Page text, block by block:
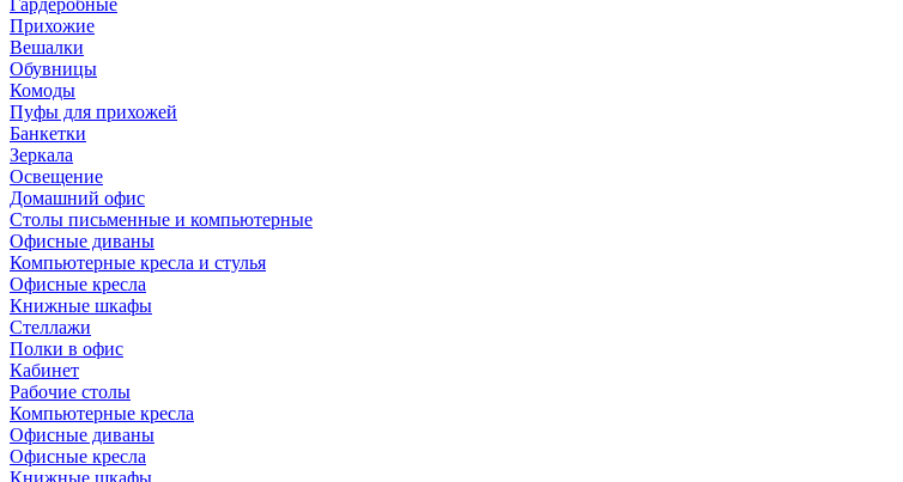
Гардеробные
Прихожие
Вешалки
Обувницы
Комоды
Пуфы для прихожей
Банкетки
Зеркала
Освещение
Домашний офис
Столы письменные и компьютерные
Офисные диваны
Компьютерные кресла и стулья
Офисные кресла
Книжные шкафы
Стеллажи
Полки в офис
Кабинет
Рабочие столы
Компьютерные кресла
Офисные диваны
Офисные кресла
Книжные шкафы